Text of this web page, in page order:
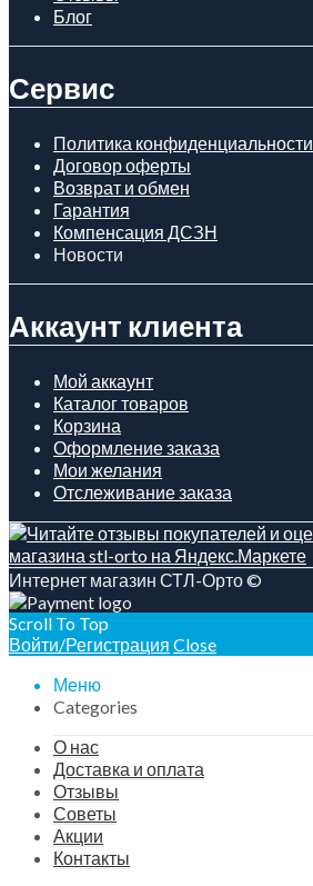
Блог
Сервис
Политика конфиденциальности
Договор оферты
Возврат и обмен
Гарантия
Компенсация ДСЗН
Новости
Аккаунт клиента
Мой аккаунт
Каталог товаров
Корзина
Оформление заказа
Мои желания
Отслеживание заказа
Интернет магазин СТЛ-Орто ©
Scroll To Top
Войти/Регистрация Close
Меню
Categories
О нас
Доставка и оплата
Отзывы
Советы
Акции
Контакты